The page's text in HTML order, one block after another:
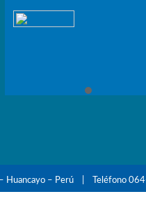
– Huancayo – Perú | Teléfono